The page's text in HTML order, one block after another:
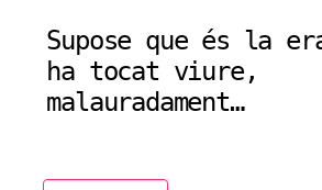
Supose que és la
ha tocat viure,
malauradament…